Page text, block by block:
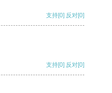
支持[0] 反对[0]
支持[0] 反对[0]